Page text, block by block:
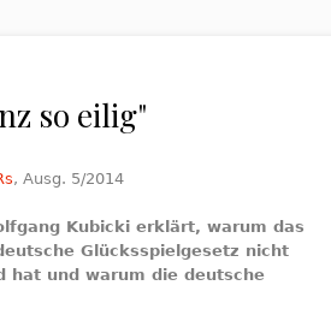
so eilig"
, Ausg. 5/2014
Kubicki erklärt, warum das
Glücksspielgesetz nicht
hat und warum die deutsche